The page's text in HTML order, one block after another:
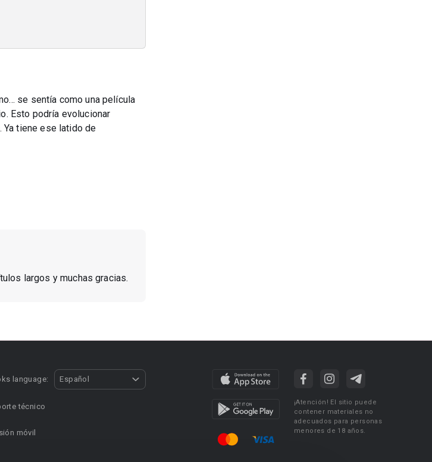
se sentía como una película
Esto podría evolucionar
Ya tiene ese latido de
largos y muchas gracias.
language: Español
técnico
móvil
¡Atención! El sitio puede
contener materiales no
adecuados para personas
menores de 18 años.